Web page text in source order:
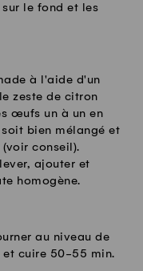
le fond et les
à l'aide d'un
zeste de citron
œufs un à un en
bien mélangé et
conseil).
ajouter et
homogène.
au niveau de
et cuire 50-55 min.